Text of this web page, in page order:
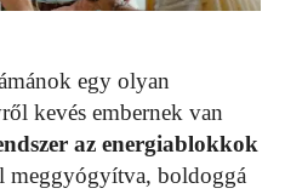
egy olyan
kevés embernek van
az energiablokkok
meggyógyítva, boldoggá